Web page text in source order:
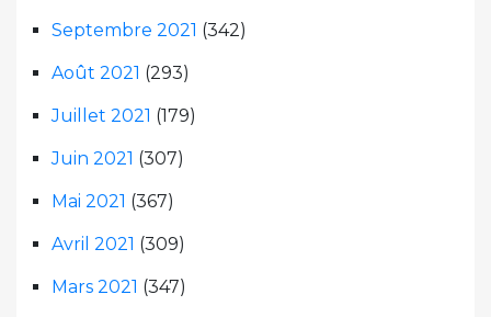
Septembre 2021 (342)
Août 2021 (293)
Juillet 2021 (179)
Juin 2021 (307)
Mai 2021 (367)
Avril 2021 (309)
Mars 2021 (347)